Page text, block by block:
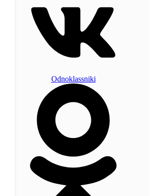
Odnoklassniki